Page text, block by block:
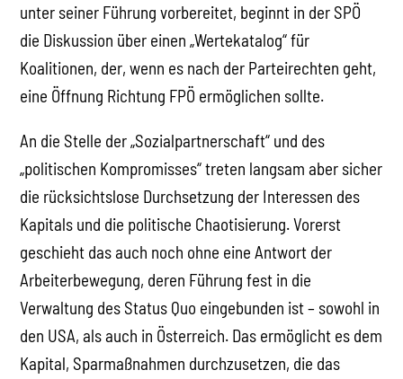
unter seiner Führung vorbereitet, beginnt in der SPÖ
die Diskussion über einen „Wertekatalog“ für
Koalitionen, der, wenn es nach der Parteirechten geht,
eine Öffnung Richtung FPÖ ermöglichen sollte.
An die Stelle der „Sozialpartnerschaft“ und des
„politischen Kompromisses“ treten langsam aber sicher
die rücksichtslose Durchsetzung der Interessen des
Kapitals und die politische Chaotisierung. Vorerst
geschieht das auch noch ohne eine Antwort der
Arbeiterbewegung, deren Führung fest in die
Verwaltung des Status Quo eingebunden ist – sowohl in
den USA, als auch in Österreich. Das ermöglicht es dem
Kapital, Sparmaßnahmen durchzusetzen, die das